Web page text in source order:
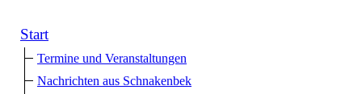
Start
Termine und Veranstaltungen
Nachrichten aus Schnakenbek